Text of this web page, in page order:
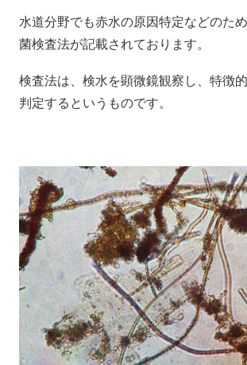
水道分野でも赤水の原因特定などのた
菌検査法が記載されております。
検査法は、検水を顕微鏡観察し、特徴
判定するというものです。